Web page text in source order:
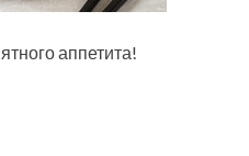
аппетита!